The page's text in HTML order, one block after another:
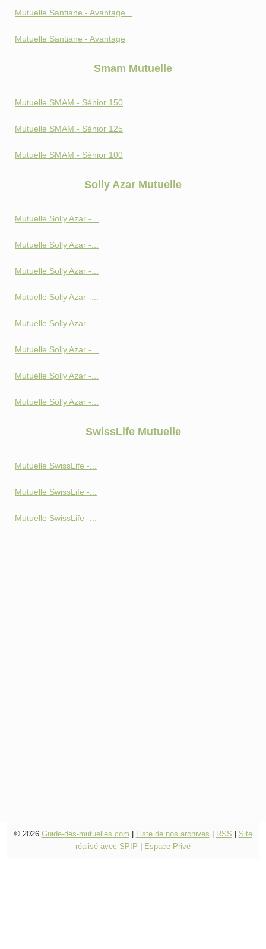
Mutuelle Santiane - Avantage...
Mutuelle Santiane - Avantage
Smam Mutuelle
Mutuelle SMAM - Sénior 150
Mutuelle SMAM - Sénior 125
Mutuelle SMAM - Sénior 100
Solly Azar Mutuelle
Mutuelle Solly Azar -...
Mutuelle Solly Azar -...
Mutuelle Solly Azar -...
Mutuelle Solly Azar -...
Mutuelle Solly Azar -...
Mutuelle Solly Azar -...
Mutuelle Solly Azar -...
Mutuelle Solly Azar -...
SwissLife Mutuelle
Mutuelle SwissLife -...
Mutuelle SwissLife -...
Mutuelle SwissLife -...
© 2026 Guide-des-mutuelles.com Liste de nos archives RSS
Site
réalisé avec SPIP
Espace Privé